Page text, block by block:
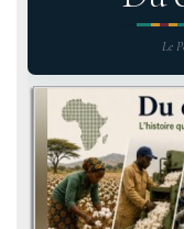
Le